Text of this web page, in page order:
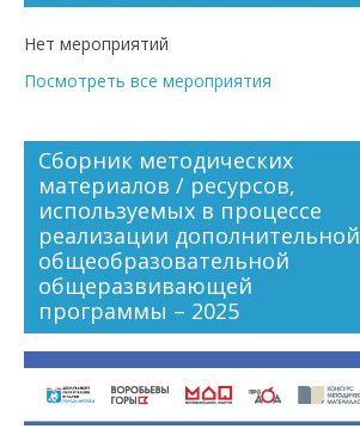
Нет мероприятий
Посмотреть все мероприятия
Сборник методических
материалов / ресурсов,
используемых в процессе
реализации дополнительной
общеобразовательной
общеразвивающей
программы – 2025